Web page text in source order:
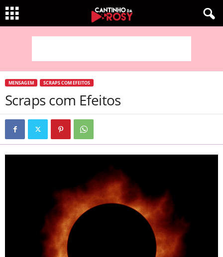
MENSAGEM SCRAPS COM EFEITOS
Scraps com Efeitos